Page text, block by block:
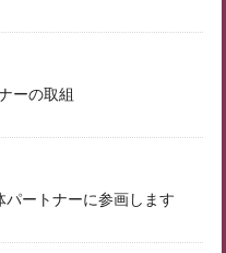
ーの取組
パートナーに参画します